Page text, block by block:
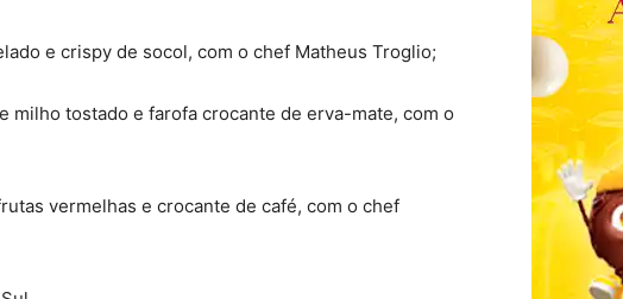
e crispy de socol, com o chef Matheus Troglio;
milho tostado e farofa crocante de erva-mate, com o
vermelhas e crocante de café, com o chef